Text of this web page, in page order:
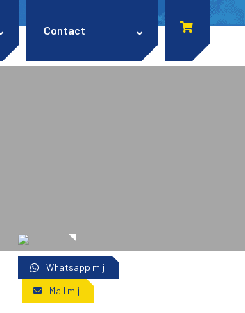
Contact
Whatsapp mij
Mail mij